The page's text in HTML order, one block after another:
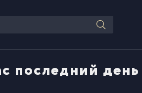
последний день